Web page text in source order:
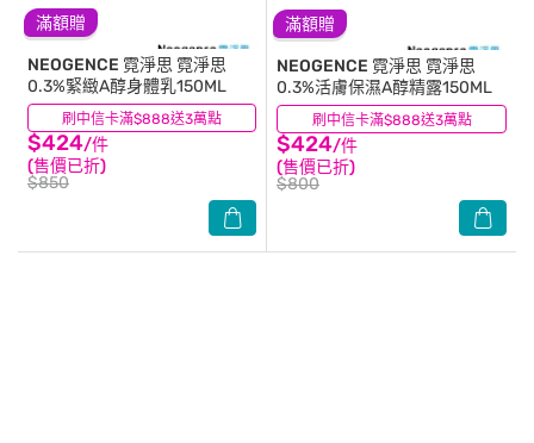
滿額贈
刷中信卡滿$888送3萬點
NEOGENCE 霓淨思 霓淨思
0.3%緊緻A醇身體乳150ML
$424/件
(售價已折)
$850
(0)
滿額贈
刷中信卡滿$888送3萬點
NEOGENCE 霓淨思 霓淨思
0.3%活膚保濕A醇精露150ML
$424/件
(售價已折)
$800
(0)